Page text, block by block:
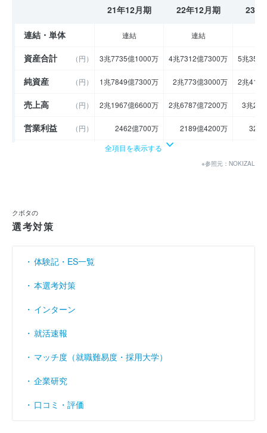
21年12月期 22年12月期 23年
連結・単体 連結 連結
資産合計 （円） 3兆7735億1000万 4兆7312億7300万 5兆
純資産 （円） 1兆7849億7300万 2兆773億3000万 2兆
売上高 （円） 2兆1967億6600万 2兆6787億7200万 3兆
営業利益 （円） 2462億700万 2189億4200万
2525億5900万
売上伸び率
営業利益率 （％） 11.21 8.17
経常利益率 （％）
全項目を表示する
※参照元：NOKIZAL
クボタの
選考対策
体験記・ES一覧
本選考対策
インターン
就活速報
マッチ度（就職難易度・採用大学）
企業研究
口コミ・評価